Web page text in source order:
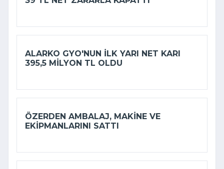
ALARKO GYO'NUN ILK YARI NET KARI
395,5 MILYON TL OLDU
ÖZERDEN AMBALAJ, MAKINE VE
EKIPMANLARINI SATTI